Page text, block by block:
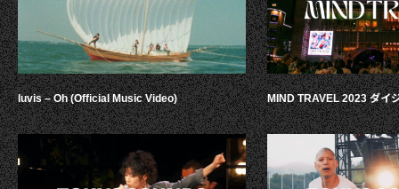
luvis – Oh (Official Music Video) MIND TRAVEL 2023 ダイ